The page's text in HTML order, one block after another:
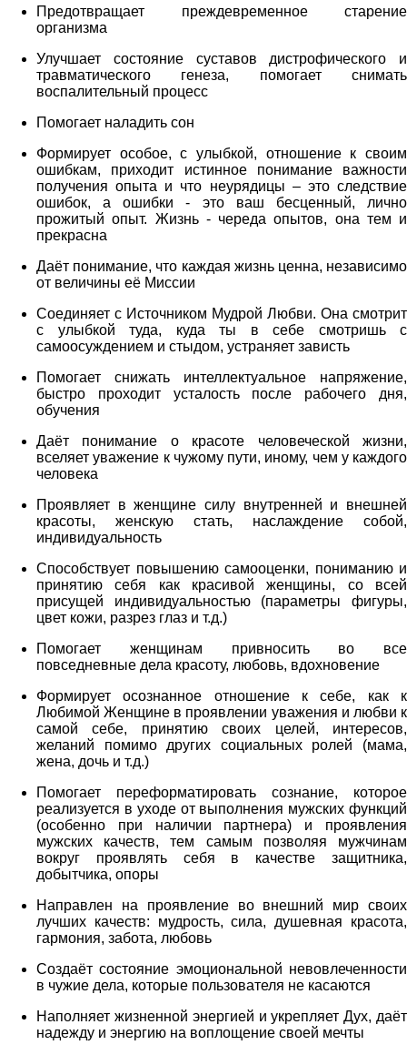
Предотвращает преждевременное старение
организма
Улучшает состояние суставов дистрофического и
травматического генеза, помогает снимать
воспалительный процесс
Помогает наладить сон
Формирует особое, с улыбкой, отношение к своим
ошибкам, приходит истинное понимание важности
получения опыта и что неурядицы – это следствие
ошибок, а ошибки - это ваш бесценный, лично
прожитый опыт. Жизнь - череда опытов, она тем и
прекрасна
Даёт понимание, что каждая жизнь ценна, независимо
от величины её Миссии
Соединяет с Источником Мудрой Любви. Она смотрит
с улыбкой туда, куда ты в себе смотришь с
самоосуждением и стыдом, устраняет зависть
Помогает снижать интеллектуальное напряжение,
быстро проходит усталость после рабочего дня,
обучения
Даёт понимание о красоте человеческой жизни,
вселяет уважение к чужому пути, иному, чем у каждого
человека
Проявляет в женщине силу внутренней и внешней
красоты, женскую стать, наслаждение собой,
индивидуальность
Способствует повышению самооценки, пониманию и
принятию себя как красивой женщины, со всей
присущей индивидуальностью (параметры фигуры,
цвет кожи, разрез глаз и т.д.)
Помогает женщинам привносить во все
повседневные дела красоту, любовь, вдохновение
Формирует осознанное отношение к себе, как к
Любимой Женщине в проявлении уважения и любви к
самой себе, принятию своих целей, интересов,
желаний помимо других социальных ролей (мама,
жена, дочь и т.д.)
Помогает переформатировать сознание, которое
реализуется в уходе от выполнения мужских функций
(особенно при наличии партнера) и проявления
мужских качеств, тем самым позволяя мужчинам
вокруг проявлять себя в качестве защитника,
добытчика, опоры
Направлен на проявление во внешний мир своих
лучших качеств: мудрость, сила, душевная красота,
гармония, забота, любовь
Создаёт состояние эмоциональной невовлеченности
в чужие дела, которые пользователя не касаются
Наполняет жизненной энергией и укрепляет Дух, даёт
надежду и энергию на воплощение своей мечты